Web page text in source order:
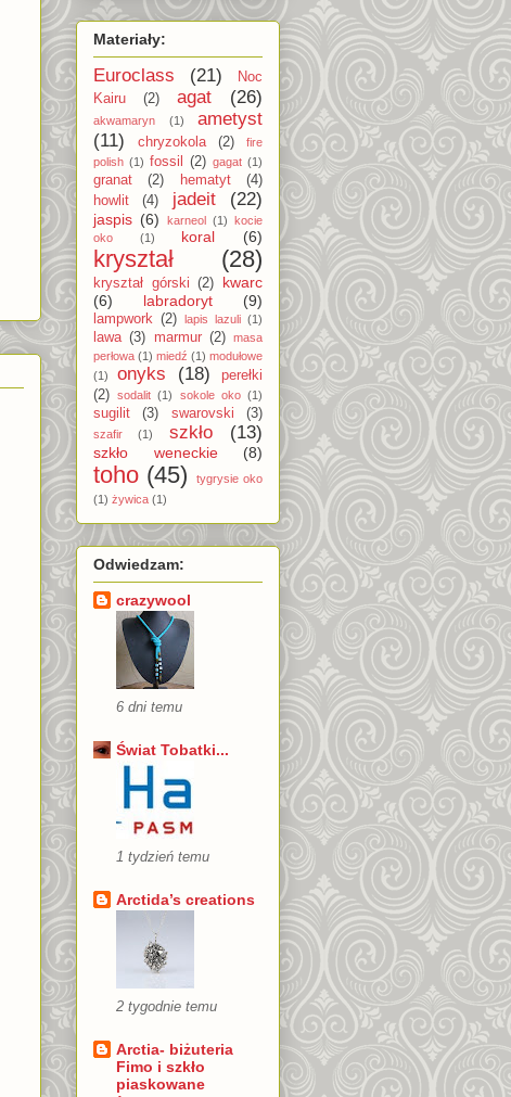
Materiały:
Euroclass (21)
Noc
Kairu
(2) agat (26)
akwamaryn (1)
ametyst
(11)
chryzokola (2)
fire
polish (1) fossil (2) gagat (1)
granat (2) hematyt
(4)
howlit
(4) jadeit (22)
jaspis (6) karneol (1) kocie
oko
(1) koral (6)
kryształ (28)
kryształ górski (2)
kwarc
(6)
labradoryt (9)
lampwork (2) lapis lazuli (1)
lawa (3) marmur (2)
masa
perłowa (1) miedź (1) modułowe
(1)
onyks (18)
perełki
(2)
sodalit (1) sokole oko (1)
sugilit (3) swarovski (3)
szafir (1) szkło (13)
szkło weneckie (8)
toho (45)
tygrysie oko
(1) żywica (1)
Odwiedzam:
crazywool
6 dni temu
Świat Tobatki...
1 tydzień temu
Arctida’s creations
2 tygodnie temu
Arctia- biżuteria
Fimo i szkło
piaskowane